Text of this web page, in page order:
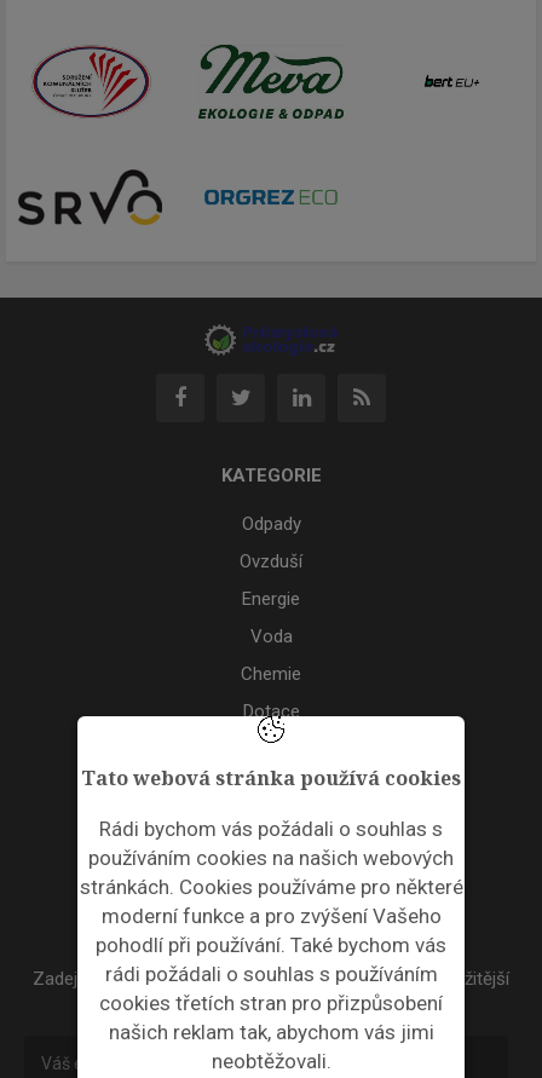
Tato webová stránka používá cookies
Rádi bychom vás požádali o souhlas s
používáním cookies na našich webových
stránkách. Cookies používáme pro některé
moderní funkce a pro zvýšení Vašeho
pohodlí při používání. Také bychom vás
rádi požádali o souhlas s používáním
cookies třetích stran pro přizpůsobení
našich reklam tak, abychom vás jimi
neobtěžovali.
KATEGORIE
Odpady
Ovzduší
Energie
Voda
Chemie
Dotace
Akce
ODPADNÍ PLASTY
NEWSLETTER
Zadejte váš email a my Vám budeme zasílat ty nejdůležitější
informace, maximálně 1x týdně.